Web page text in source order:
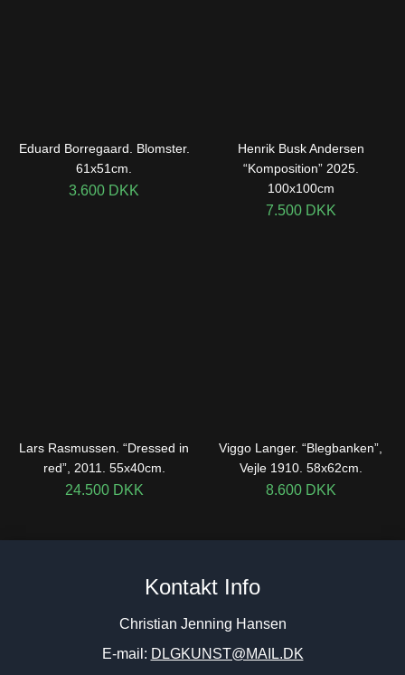
Eduard Borregaard. Blomster.
61x51cm.
3.600 DKK
Henrik Busk Andersen
“Komposition” 2025.
100x100cm
7.500 DKK
Lars Rasmussen. “Dressed in
red”, 2011. 55x40cm.
24.500 DKK
Viggo Langer. “Blegbanken”,
Vejle 1910. 58x62cm.
8.600 DKK
Kontakt Info
Christian Jenning Hansen
E-mail: DLGKUNST@MAIL.DK